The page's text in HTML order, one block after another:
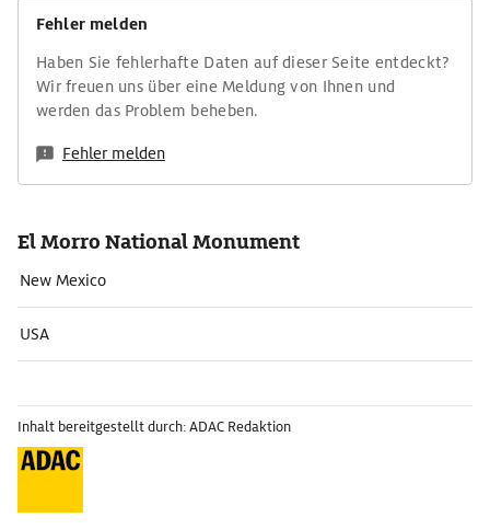
Fehler melden
Haben Sie fehlerhafte Daten auf dieser Seite entdeckt?
Wir freuen uns über eine Meldung von Ihnen und
werden das Problem beheben.
Fehler melden
El Morro National Monument
New Mexico
USA
Inhalt bereitgestellt durch: ADAC Redaktion